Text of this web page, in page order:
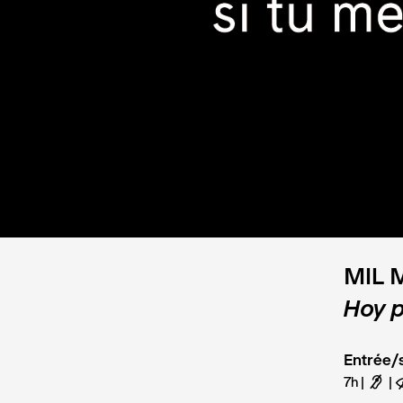
MIL
Hoy
Entrée/
7h F